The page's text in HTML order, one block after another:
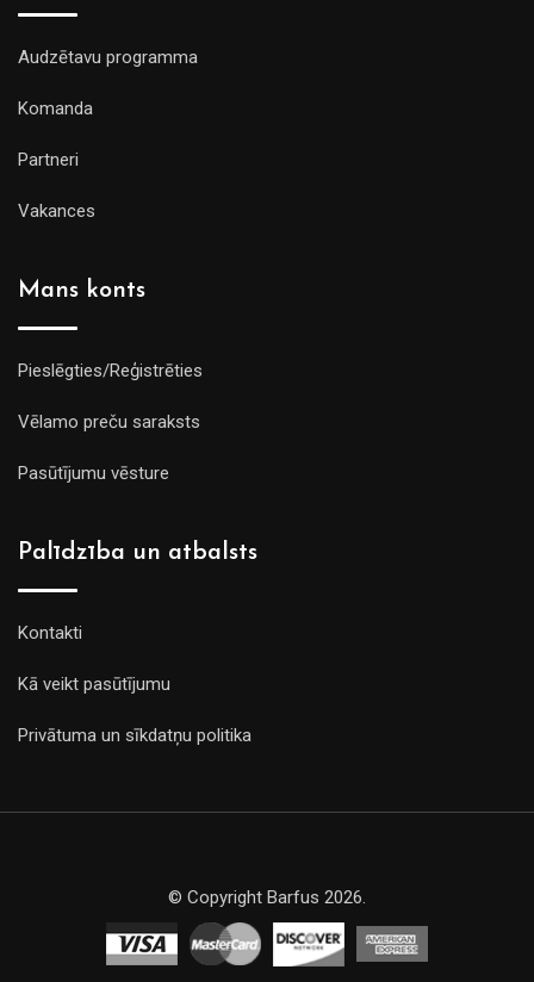
Audzētavu programma
Komanda
Partneri
Vakances
Mans konts
Pieslēgties/Reģistrēties
Vēlamo preču saraksts
Pasūtījumu vēsture
Palīdzība un atbalsts
Kontakti
Kā veikt pasūtījumu
Privātuma un sīkdatņu politika
© Copyright Barfus 2026.